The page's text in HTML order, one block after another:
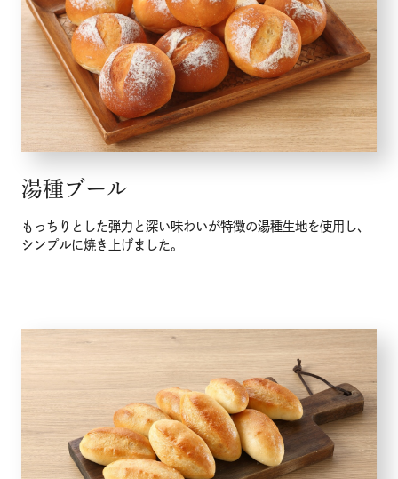
店舗検索
湯種ブール
もっちりとした弾力と深い味わいが特徴の湯種生地を使用し、
シンプルに焼き上げました。